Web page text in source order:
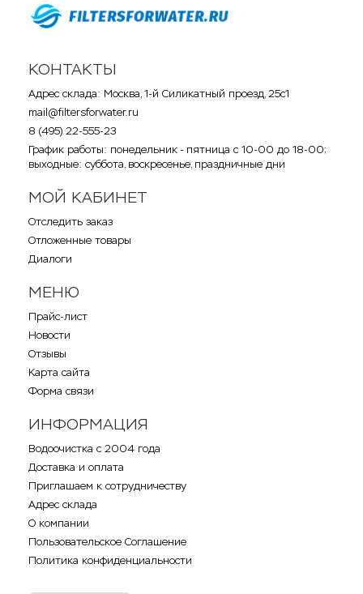
КОНТАКТЫ
Адрес склада: Москва, 1-й Силикатный проезд, 25с1
mail@filtersforwater.ru
8 (495) 22-555-23
График работы: понедельник - пятница с 10-00 до 18-00;
выходные: суббота, воскресенье, праздничные дни
МОЙ КАБИНЕТ
Отследить заказ
Отложенные товары
Диалоги
МЕНЮ
Прайс-лист
Новости
Отзывы
Карта сайта
Форма связи
ИНФОРМАЦИЯ
Водоочистка с 2004 года
Доставка и оплата
Приглашаем к сотрудничеству
Адрес склада
О компании
Пользовательское Соглашение
Политика конфиденциальности